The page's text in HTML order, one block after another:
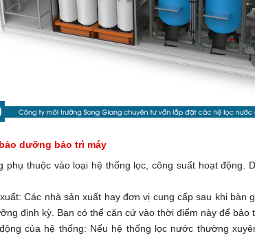
dưỡng bảo trì máy
phụ thuộc vào loại hệ thống lọc, công suất hoạt động.
Các nhà sản xuất hay đơn vị cung cấp sau khi
định kỳ. Bạn có thể căn cứ vào thời điểm này để bảo
của hệ thống: Nếu hệ thống lọc nước thường